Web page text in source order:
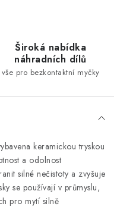
Široká nabídka
náhradních dílů
vše pro bezkontaktní myčky
keramickou tryskou
a odolnost
silné nečistoty a zvyšuje
se používají v průmyslu,
pro mytí silně